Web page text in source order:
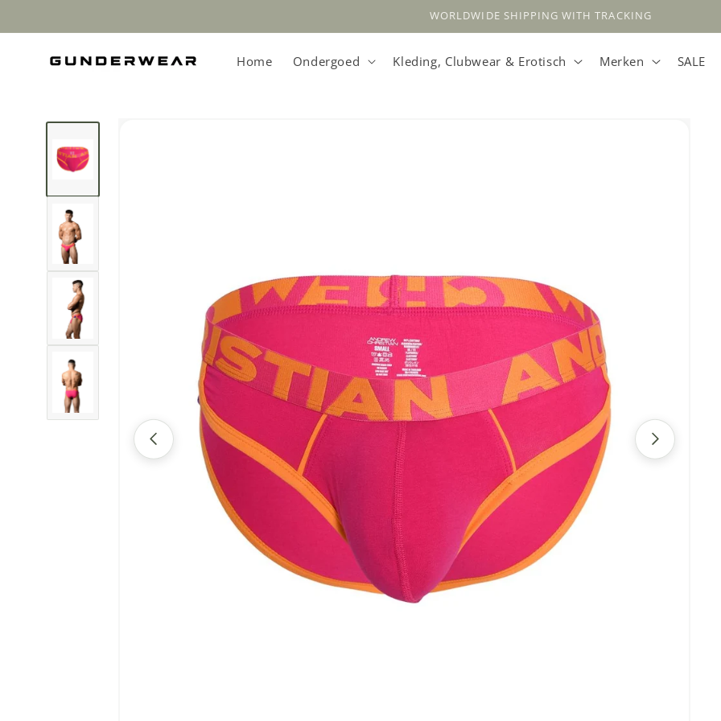
content
WORLDWIDE SHIPPING WITH TRACKING
Home Ondergoed Kleding, Clubwear & Erotisch Merken SALE